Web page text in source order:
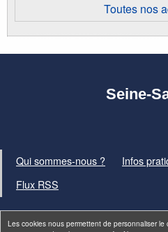
Les cookies nous permettent de personnaliser le
Toutes nos
Seine-
Qui sommes-nous ?
Infos
Flux RSS